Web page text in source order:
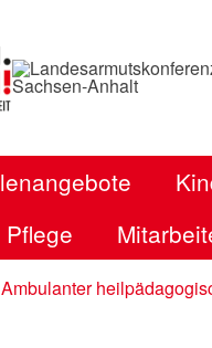
Pflege
Ambulanter